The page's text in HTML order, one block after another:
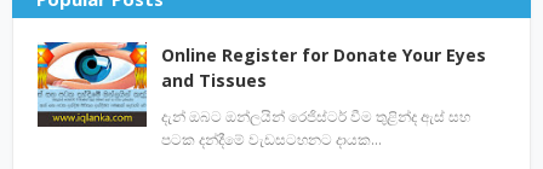
Online Register for Donate Your Eyes
and Tissues
දැන් ඔබට ඔන්ලයින් රෙජිස්ටර් වීම තුළින්ද ඇස් සහ
පටක දන්දීමේ වැඩසටහනට දායක…